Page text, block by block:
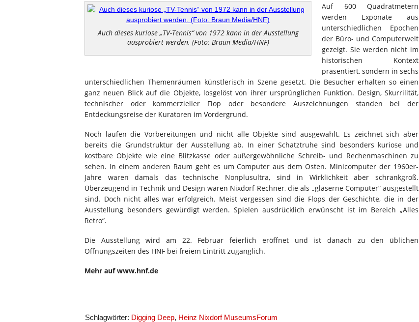
Auch dieses kuriose „TV-Tennis“ von 1972 kann in der Ausstellung
ausprobiert werden. (Foto: Braun Media/HNF)
Auf 600 Quadratmetern
werden Exponate aus
unterschiedlichen Epochen
der Büro- und Computerwelt
gezeigt. Sie werden nicht im
historischen Kontext
präsentiert, sondern in sechs
unterschiedlichen Themenräumen künstlerisch in Szene gesetzt. Die Besucher erhalten so einen
ganz neuen Blick auf die Objekte, losgelöst von ihrer ursprünglichen Funktion. Design, Skurrilität,
technischer oder kommerzieller Flop oder besondere Auszeichnungen standen bei der
Entdeckungsreise der Kuratoren im Vordergrund.
Noch laufen die Vorbereitungen und nicht alle Objekte sind ausgewählt. Es zeichnet sich aber
bereits die Grundstruktur der Ausstellung ab. In einer Schatztruhe sind besonders kuriose und
kostbare Objekte wie eine Blitzkasse oder außergewöhnliche Schreib- und Rechenmaschinen zu
sehen. In einem anderen Raum geht es um Computer aus dem Osten. Minicomputer der 1960er-
Jahre waren damals das technische Nonplusultra, sind in Wirklichkeit aber schrankgroß.
Überzeugend in Technik und Design waren Nixdorf-Rechner, die als „gläserne Computer“ ausgestellt
sind. Doch nicht alles war erfolgreich. Meist vergessen sind die Flops der Geschichte, die in der
Ausstellung besonders gewürdigt werden. Spielen ausdrücklich erwünscht ist im Bereich „Alles
Retro“.
Die Ausstellung wird am 22. Februar feierlich eröffnet und ist danach zu den üblichen
Öffnungszeiten des HNF bei freiem Eintritt zugänglich.
Mehr auf www.hnf.de
Schlagwörter: Digging Deep, Heinz Nixdorf MuseumsForum